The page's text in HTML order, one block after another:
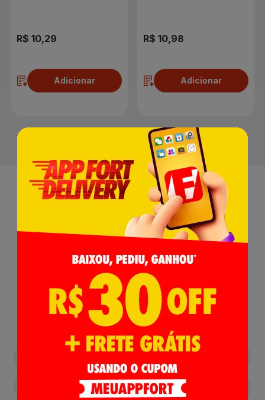
R$ 10,29
Adicionar
R$ 10,98
Adicionar
Receba nossas Novidades ,
Lançamentos e Promoções!